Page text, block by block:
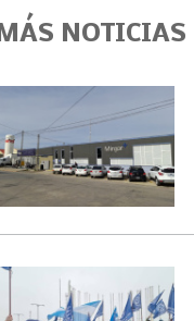
MÁS NOTICIAS